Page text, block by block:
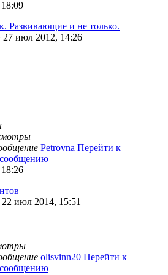
Развивающие и не только.
27 июл 2012, 14:26
Petrovna Перейти к
22 июл 2014, 15:51
olisvinn20 Перейти к